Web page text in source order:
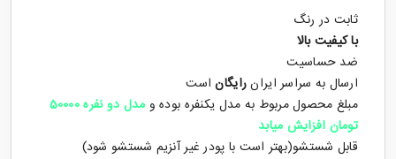
ثابت در رنگ
با کیفیت بالا
ضد حساسیت
ارسال به سراسر ایرانرایگاناست
مبلغ محصول مربوط به مدل یکنفره بوده و
مدل دو نفره 50000
تومان افزایش میابد
قابل شستشو(بهتر است با پودر غیر آنزیم شستشو شود)